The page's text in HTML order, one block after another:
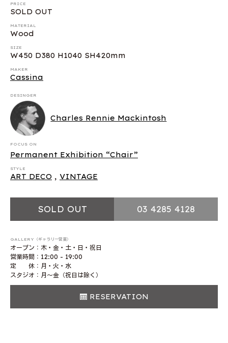
PRICE
SOLD OUT
MATERIAL
Wood
SIZE
W450 D380 H1040 SH420mm
MAKER
Cassina
DESINGER
Charles Rennie Mackintosh
FOCUS ON
Permanent Exhibition “Chair”
STYLE
ART DECO , VINTAGE
SOLD OUT 03 4285 4128
GALLERY（ギャラリー営業）
オープン：木・金・土・日・祝日
営業時間：12:00 - 19:00
定 休：月・火・水
スタジオ：月〜金（祝日は除く）
RESERVATION